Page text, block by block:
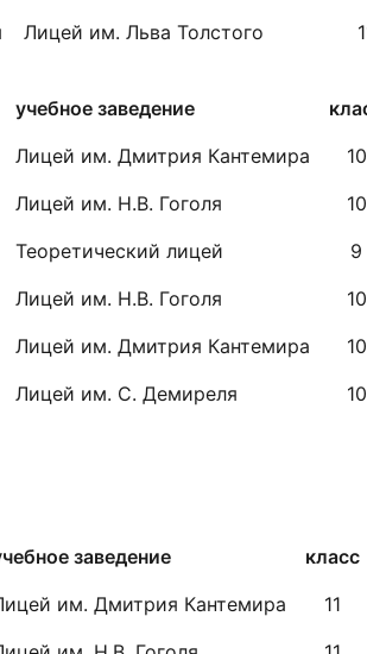
Лицей им. Льва Толстого
учебное заведение
Лицей им. Дмитрия Кантемира 10
Лицей им. Н.В. Гоголя 10
Теоретический лицей 9
Лицей им. Н.В. Гоголя 10
Лицей им. Дмитрия Кантемира 10
Лицей им. С. Демиреля 10
заведение класс
им. Дмитрия Кантемира 11